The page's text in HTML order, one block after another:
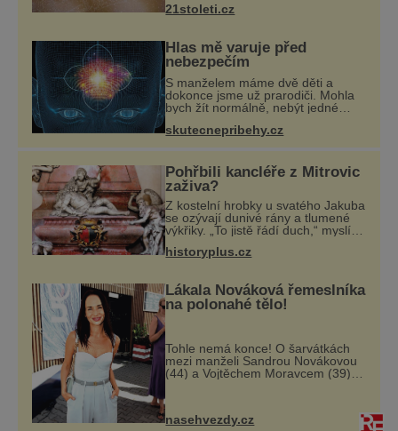
Česka originální filmové kostýmy a
21stoleti.cz
Hlas mě varuje před
nebezpečím
S manželem máme dvě děti a
dokonce jsme už prarodiči. Mohla
bych žít normálně, nebýt jedné
mysl. Živím se jako mzdová účetní
skutecnepribehy.cz
Pohřbili kancléře z Mitrovic
zaživa?
Z kostelní hrobky u svatého Jakuba
se ozývají dunivé rány a tlumené
výkřiky. „To jistě řádí duch,“ myslí si
grošů by se nikdo neodvážil
historyplus.cz
Lákala Nováková řemeslníka
na polonahé tělo!
Tohle nemá konce! O šarvátkách
mezi manželi Sandrou Novákovou
(44) a Vojtěchem Moravcem (39)
vychladne,
nasehvezdy.cz